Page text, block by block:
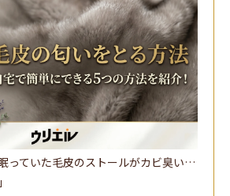
っていた毛皮のストールがカビ臭い…